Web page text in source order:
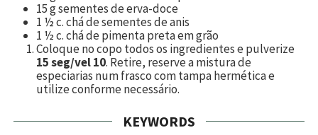
15 g sementes de erva-doce
1 ½ c. chá de sementes de anis
1 ½ c. chá de pimenta preta em grão
Coloque no copo todos os ingredientes e pulverize
15 seg/vel 10. Retire, reserve a mistura de
especiarias num frasco com tampa hermética e
utilize conforme necessário.
KEYWORDS